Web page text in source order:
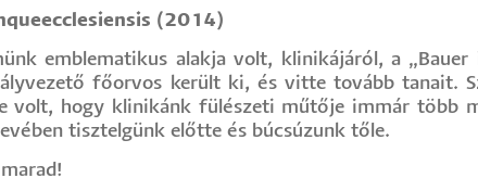
(2014)
emblematikus alakja volt, klinikájáról, a
főorvos került ki, és vitte tovább tanait.
volt, hogy klinikánk fülészeti műtője immár több
tisztelgünk előtte és búcsúzunk tőle.